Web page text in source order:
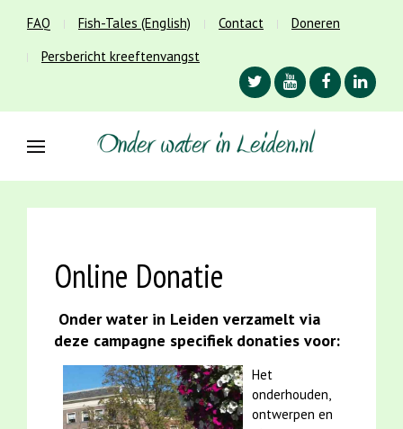
FAQ Fish-Tales (English) Contact
Doneren
Persbericht kreeftenvangst
Online Donatie
Onder water in Leiden verzamelt via
deze campagne specifiek donaties voor:
Het
onderhouden,
ontwerpen en